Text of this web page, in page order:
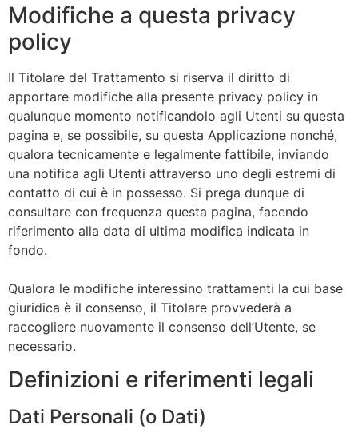
Modifiche a questa privacy
policy
Il Titolare del Trattamento si riserva il diritto di
apportare modifiche alla presente privacy policy in
qualunque momento notificandolo agli Utenti su questa
pagina e, se possibile, su questa Applicazione nonché,
qualora tecnicamente e legalmente fattibile, inviando
una notifica agli Utenti attraverso uno degli estremi di
contatto di cui è in possesso. Si prega dunque di
consultare con frequenza questa pagina, facendo
riferimento alla data di ultima modifica indicata in
fondo.
Qualora le modifiche interessino trattamenti la cui base
giuridica è il consenso, il Titolare provvederà a
raccogliere nuovamente il consenso dell’Utente, se
necessario.
Definizioni e riferimenti legali
Dati Personali (o Dati)